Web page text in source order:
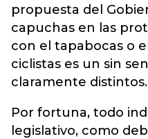
propuesta del
capuchas en las
con el tapabocas o
ciclistas es un sin
claramente distintos.
Por fortuna, todo
legislativo, como